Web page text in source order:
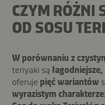
CZYM RÓŻNI
OD SOSU
W porównaniu z
teriyaki są
oferuje pięć wariantów
wyrazistym